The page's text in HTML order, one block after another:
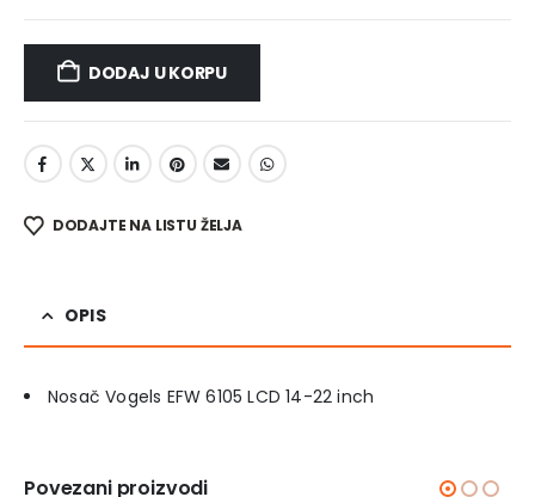
DODAJ U KORPU
DODAJTE NA LISTU ŽELJA
OPIS
Nosač Vogels EFW 6105 LCD 14-22 inch
Povezani proizvodi